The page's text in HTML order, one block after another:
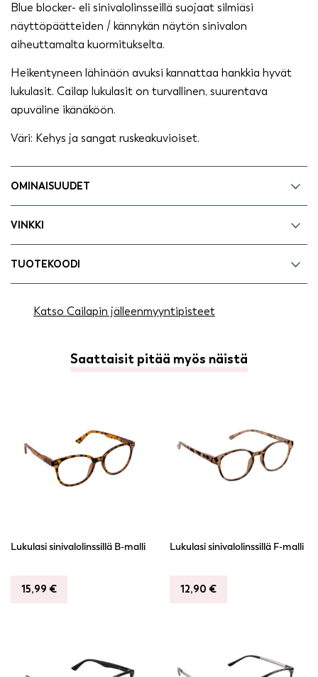
Blue blocker- eli sinivalolinsseillä suojaat silmiäsi
näyttöpäätteiden / kännykän näytön sinivalon
aiheuttamalta kuormitukselta.
Heikentyneen lähinäön avuksi kannattaa hankkia hyvät
lukulasit. Cailap lukulasit on turvallinen, suurentava
apuväline ikänäköön.
Väri: Kehys ja sangat ruskeakuvioiset.
OMINAISUUDET
VINKKI
TUOTEKOODI
Katso Cailapin jälleenmyyntipisteet
Saattaisit pitää myös näistä
Lukulasi sinivalolinssillä B-malli
15,99 €
Lukulasi sinivalolinssillä F-malli
12,90 €